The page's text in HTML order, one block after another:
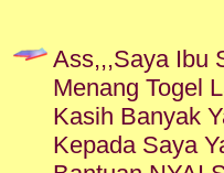
Ass,,,Saya Ibu
Menang Togel
Kasih Banyak
Kepada Saya